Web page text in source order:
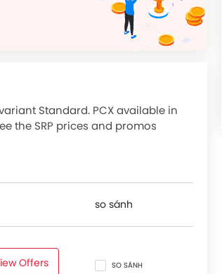
Standard. PCX available in
the SRP prices and promos
so sánh
Offers SO SÁNH